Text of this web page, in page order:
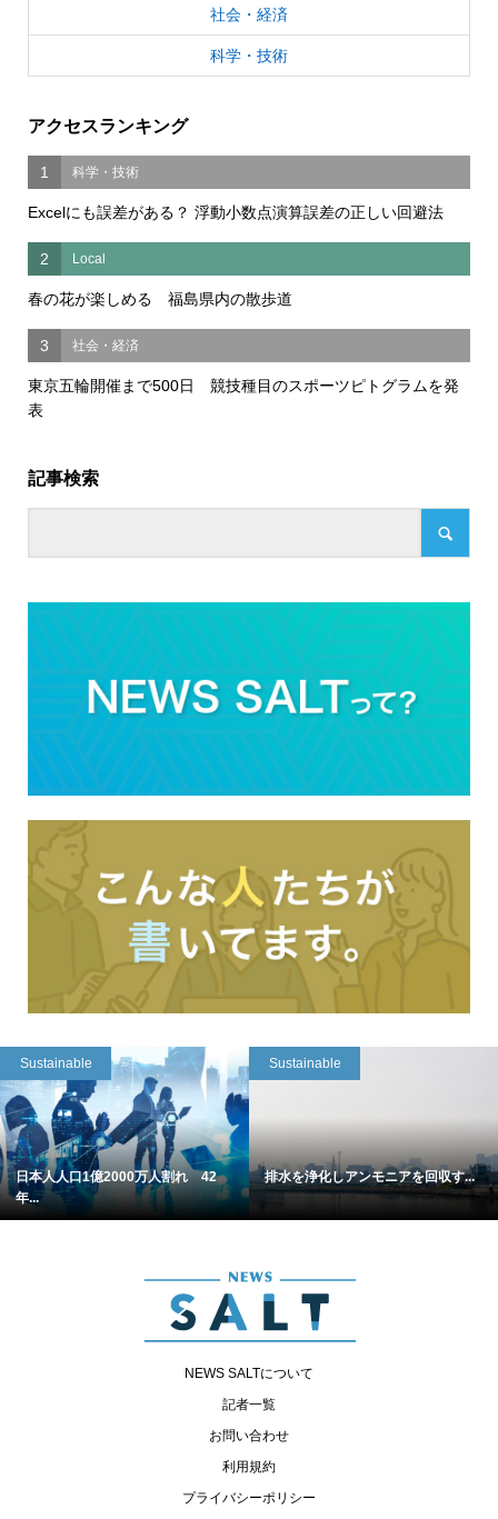
社会・経済
科学・技術
アクセスランキング
1 科学・技術
Excelにも誤差がある？ 浮動小数点演算誤差の正しい回避法
2 Local
春の花が楽しめる 福島県内の散歩道
3 社会・経済
東京五輪開催まで500日 競技種目のスポーツピトグラムを発
表
記事検索
Sustainable
日本人人口1億2000万人割れ 42
年...
Sustainable
排水を浄化しアンモニアを回収す...
NEWS SALTについて
記者一覧
お問い合わせ
利用規約
プライバシーポリシー